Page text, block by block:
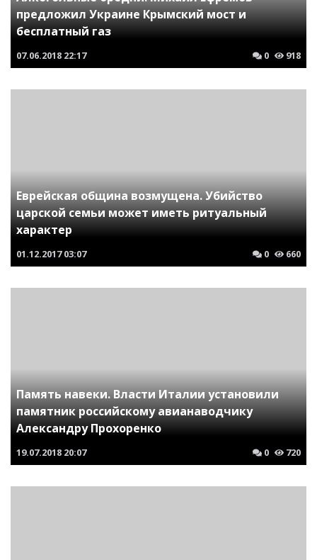
предложил Украине Крымский мост и
бесплатный газ
07.06.2018 22:17 0 918
Еврейская община возмущена. Убийство
царской семьи может иметь ритуальный
характер
01.12.2017 03:07 0 660
Память навеки. Власти Италии установили
памятник российскому авианаводчику
Александру Прохоренко
19.07.2018 20:07 0 720